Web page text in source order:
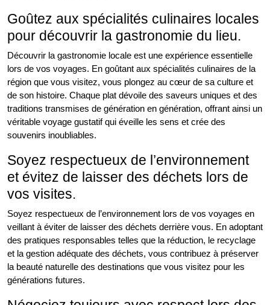
Goûtez aux spécialités culinaires locales
pour découvrir la gastronomie du lieu.
Découvrir la gastronomie locale est une expérience essentielle
lors de vos voyages. En goûtant aux spécialités culinaires de la
région que vous visitez, vous plongez au cœur de sa culture et
de son histoire. Chaque plat dévoile des saveurs uniques et des
traditions transmises de génération en génération, offrant ainsi un
véritable voyage gustatif qui éveille les sens et crée des
souvenirs inoubliables.
Soyez respectueux de l’environnement
et évitez de laisser des déchets lors de
vos visites.
Soyez respectueux de l’environnement lors de vos voyages en
veillant à éviter de laisser des déchets derrière vous. En adoptant
des pratiques responsables telles que la réduction, le recyclage
et la gestion adéquate des déchets, vous contribuez à préserver
la beauté naturelle des destinations que vous visitez pour les
générations futures.